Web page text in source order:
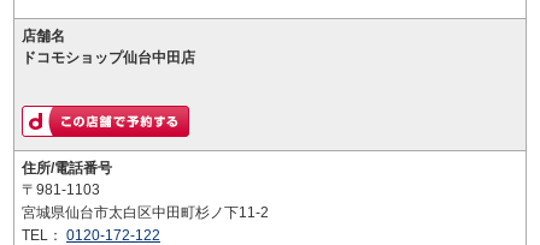
店舗名
ドコモショップ仙台中田店
住所/電話番号
〒981-1103
宮城県仙台市太白区中田町杉ノ下11-2
TEL： 0120-172-122